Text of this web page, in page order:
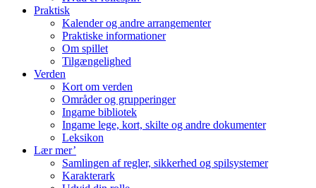
Praktisk
Kalender og andre arrangementer
Praktiske informationer
Om spillet
Tilgængelighed
Verden
Kort om verden
Områder og grupperinger
Ingame bibliotek
Ingame lege, kort, skilte og andre dokumenter
Leksikon
Lær mer’
Samlingen af regler, sikkerhed og spilsystemer
Karakterark